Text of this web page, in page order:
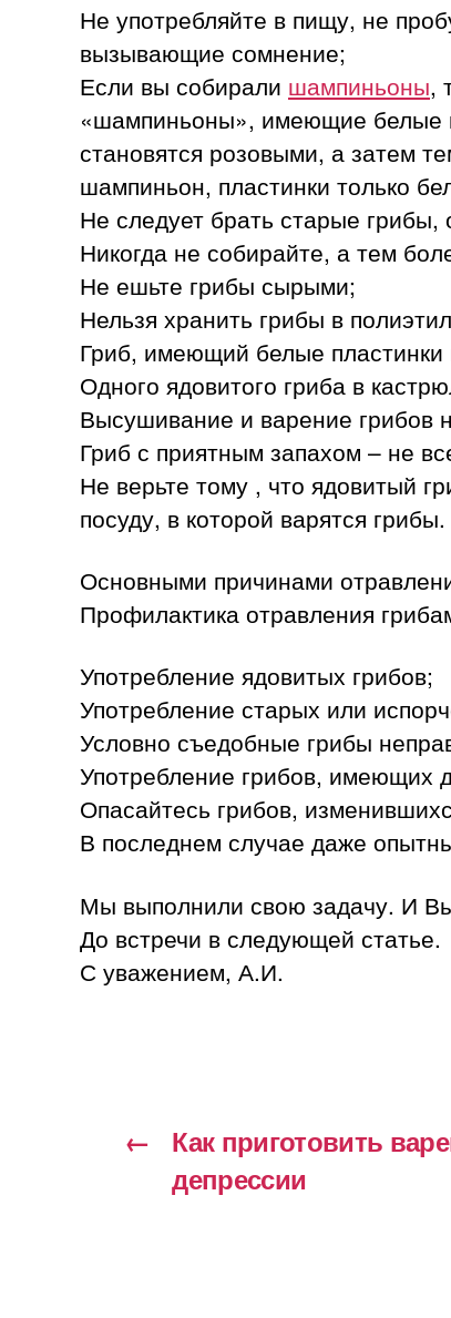
Не употребляйте в пищу, не
вызывающие сомнение;
Если вы собирали шампиньоны,
«шампиньоны», имеющие белые
становятся розовыми, а затем
шампиньон, пластинки только
Не следует брать старые
Никогда не собирайте, а тем
Не ешьте грибы сырыми;
Нельзя хранить грибы в
Гриб, имеющий белые
Одного ядовитого гриба в
Высушивание и варение грибов
Гриб с приятным запахом – не
Не верьте тому , что ядовитый
посуду, в которой варятся грибы.
Основными причинами
Профилактика отравления
Употребление ядовитых грибов;
Употребление старых или
Условно съедобные грибы
Употребление грибов, имеющих
Опасайтесь грибов,
В последнем случае даже
Мы выполнили свою задачу. И Вы
До встречи в следующей статье.
С уважением, А.И.
←
Как приготовить
депрессии